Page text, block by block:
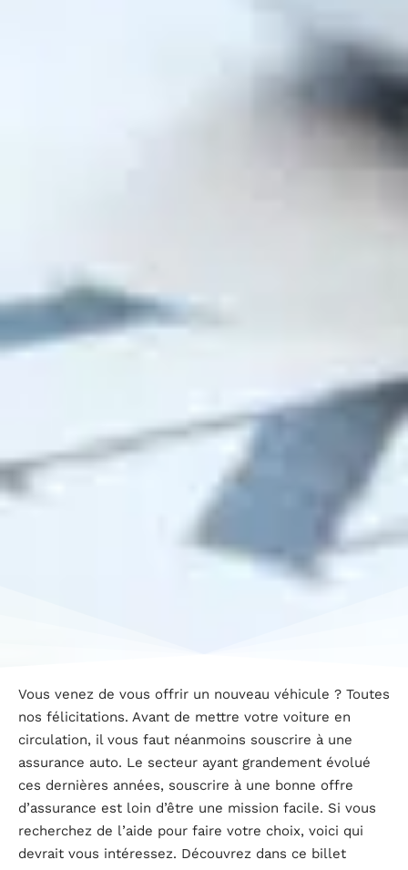
Vous venez de vous offrir un nouveau véhicule ? Toutes
nos félicitations. Avant de mettre votre voiture en
circulation, il vous faut néanmoins souscrire à une
assurance auto. Le secteur ayant grandement évolué
ces dernières années, souscrire à une bonne offre
d’assurance est loin d’être une mission facile. Si vous
recherchez de l’aide pour faire votre choix, voici qui
devrait vous intéressez. Découvrez dans ce billet